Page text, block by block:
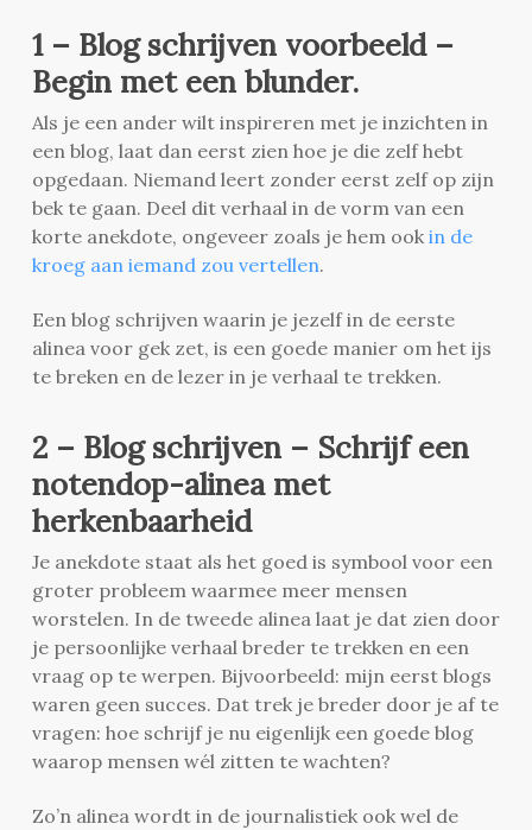
1 – Blog schrijven voorbeeld –
Begin met een blunder.
Als je een ander wilt inspireren met je inzichten in
een blog, laat dan eerst zien hoe je die zelf hebt
opgedaan. Niemand leert zonder eerst zelf op zijn
bek te gaan. Deel dit verhaal in de vorm van een
korte anekdote, ongeveer zoals je hem ook in de
kroeg aan iemand zou vertellen.
Een blog schrijven waarin je jezelf in de eerste
alinea voor gek zet, is een goede manier om het ijs
te breken en de lezer in je verhaal te trekken.
2 – Blog schrijven – Schrijf een
notendop-alinea met
herkenbaarheid
Je anekdote staat als het goed is symbool voor een
groter probleem waarmee meer mensen
worstelen. In de tweede alinea laat je dat zien door
je persoonlijke verhaal breder te trekken en een
vraag op te werpen. Bijvoorbeeld: mijn eerst blogs
waren geen succes. Dat trek je breder door je af te
vragen: hoe schrijf je nu eigenlijk een goede blog
waarop mensen wél zitten te wachten?
Zo’n alinea wordt in de journalistiek ook wel de